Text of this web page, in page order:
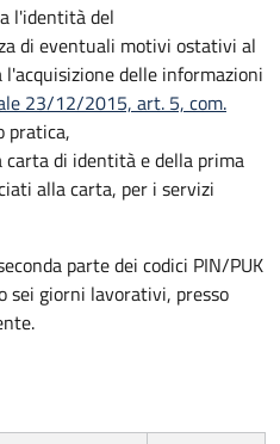
l'identità del
di eventuali motivi ostativi al
delle informazioni
23/12/2015, art. 5, com.
pratica,
di identità e della prima
alla carta, per i servizi
parte dei codici PIN/PUK
sei giorni lavorativi, presso